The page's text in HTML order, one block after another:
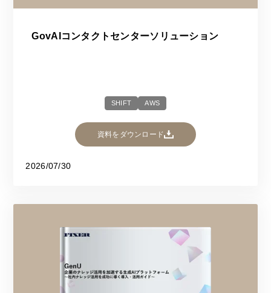
GovAIコンタクトセンターソリューション
SHIFT AWS
資料をダウンロード
2026/07/30